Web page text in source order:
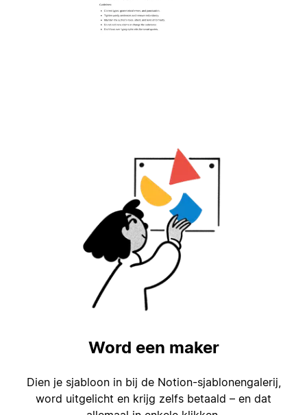
Word een maker
Dien je sjabloon in bij de Notion-sjablonengalerij,
word uitgelicht en krijg zelfs betaald – en dat